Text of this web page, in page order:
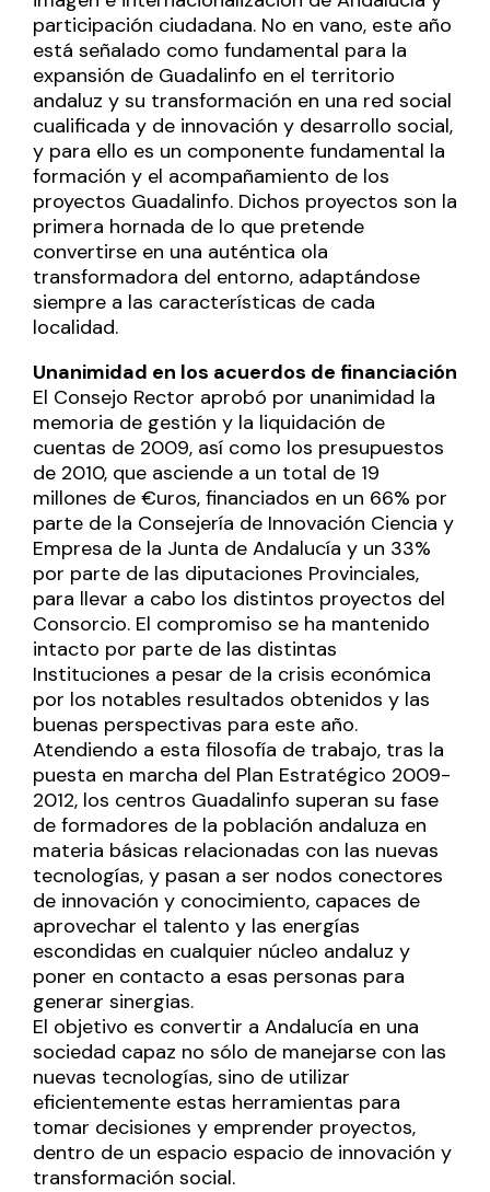
participación ciudadana. No en vano, este año
está señalado como fundamental para la
expansión de Guadalinfo en el territorio
andaluz y su transformación en una red social
cualificada y de innovación y desarrollo social,
y para ello es un componente fundamental la
formación y el acompañamiento de los
proyectos Guadalinfo. Dichos proyectos son la
primera hornada de lo que pretende
convertirse en una auténtica ola
transformadora del entorno, adaptándose
siempre a las características de cada
localidad.
Unanimidad en los acuerdos de financiación
El Consejo Rector aprobó por unanimidad la
memoria de gestión y la liquidación de
cuentas de 2009, así como los presupuestos
de 2010, que asciende a un total de 19
millones de €uros, financiados en un 66% por
parte de la Consejería de Innovación Ciencia y
Empresa de la Junta de Andalucía y un 33%
por parte de las diputaciones Provinciales,
para llevar a cabo los distintos proyectos del
Consorcio. El compromiso se ha mantenido
intacto por parte de las distintas
Instituciones a pesar de la crisis económica
por los notables resultados obtenidos y las
buenas perspectivas para este año.
Atendiendo a esta filosofía de trabajo, tras la
puesta en marcha del Plan Estratégico 2009-
2012, los centros Guadalinfo superan su fase
de formadores de la población andaluza en
materia básicas relacionadas con las nuevas
tecnologías, y pasan a ser nodos conectores
de innovación y conocimiento, capaces de
aprovechar el talento y las energías
escondidas en cualquier núcleo andaluz y
poner en contacto a esas personas para
generar sinergias.
El objetivo es convertir a Andalucía en una
sociedad capaz no sólo de manejarse con las
nuevas tecnologías, sino de utilizar
eficientemente estas herramientas para
tomar decisiones y emprender proyectos,
dentro de un espacio espacio de innovación y
transformación social.